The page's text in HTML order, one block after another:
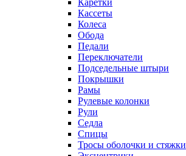
Каретки
Кассеты
Колеса
Обода
Педали
Переключатели
Подседельные штыри
Покрышки
Рамы
Рулевые колонки
Рули
Седла
Спицы
Тросы оболочки и стяжки